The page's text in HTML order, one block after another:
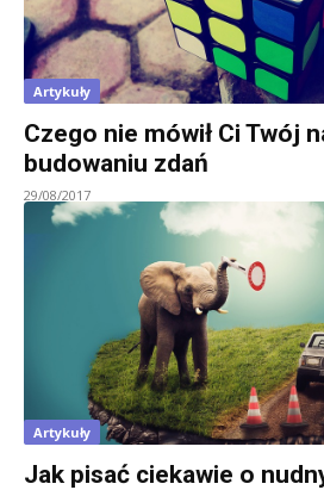
Artykuły
Czego nie mówił Ci Twój
budowaniu zdań
29/08/2017
Artykuły
Jak pisać ciekawie o